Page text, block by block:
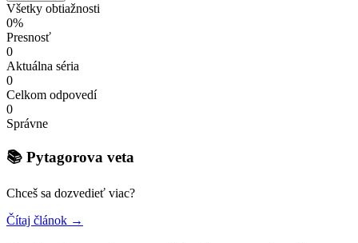
Všetky obtiažnosti
0%
Presnosť
0
Aktuálna séria
0
Celkom odpovedí
0
Správne
📚 Pytagorova veta
Chceš sa dozvedieť viac?
Čítaj článok →